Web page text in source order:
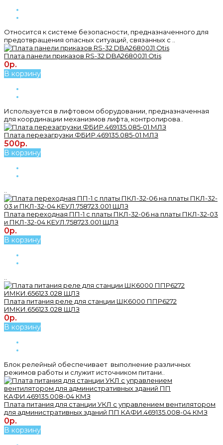
Относится к системе безопасности, предназначенного для
предотвращения опасных ситуаций, связанных с ..
Плата панели приказов RS-32 DBA26800J1 Otis
0р.
В корзину
Используется в лифтовом оборудовании, предназначенная
для координации механизмов лифта, контролирова..
Плата перезагрузки ФБИР.469135.085-01 МЛЗ
500р.
В корзину
Плата переходная ПП-1 с платы ПКЛ-32-06 на платы ПКЛ-32-03
и ПКЛ-32-04 КЕУЛ.758723.001 ЩЛЗ
0р.
В корзину
Плата питания реле для станции ШК6000 ППР6272
ИМКИ.656123.028 ЩЛЗ
0р.
В корзину
Блок релейный обеспечивает выполнение различных
режимов работы и служит источником питани..
Плата питания для станции УКЛ с управлением вентилятором
для административных зданий ПП КАФИ.469135.008-04 КМЗ
0р.
В корзину